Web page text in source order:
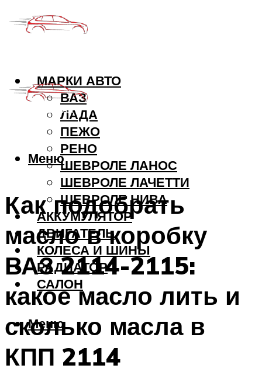
МАРКИ АВТО
ВАЗ
ЛАДА
ПЕЖО
РЕНО
ШЕВРОЛЕ ЛАНОС
ШЕВРОЛЕ ЛАЧЕТТИ
ШЕВРОЛЕ НИВА
АККУМУЛЯТОР
ДВИГАТЕЛЬ
КОЛЕСА И ШИНЫ
РАДИАТОР
САЛОН
Меню
Меню
Как подобрать
масло в коробку
ВАЗ 2114-2115:
какое масло лить и
сколько масла в
КПП 2114